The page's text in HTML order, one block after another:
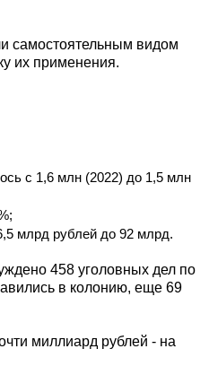
самостоятельным видом
их применения.
с 1,6 млн (2022) до 1,5 млн
млрд рублей до 92 млрд.
458 уголовных дел по
в колонию, еще 69
миллиард рублей - на